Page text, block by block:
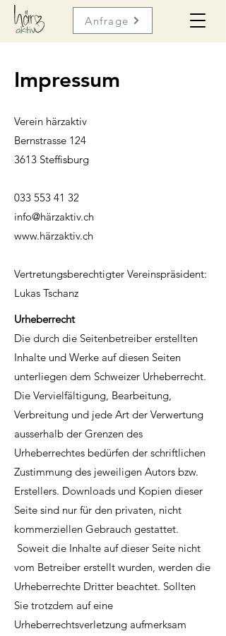
Anfrage
Impressum
Verein härzaktiv
Bernstrasse 124
3613 Steffisburg
033 553 41 32
info@härzaktiv.ch
www.härzaktiv.ch
Vertretungsberechtigter Vereinspräsident:
Lukas Tschanz
Urheberrecht
Die durch die Seitenbetreiber erstellten
Inhalte und Werke auf diesen Seiten
unterliegen dem Schweizer Urheberrecht.
Die Vervielfältigung, Bearbeitung,
Verbreitung und jede Art der Verwertung
ausserhalb der Grenzen des
Urheberrechtes bedürfen der schriftlichen
Zustimmung des jeweiligen Autors bzw.
Erstellers. Downloads und Kopien dieser
Seite sind nur für den privaten, nicht
kommerziellen Gebrauch gestattet.
Soweit die Inhalte auf dieser Seite nicht
vom Betreiber erstellt wurden, werden die
Urheberrechte Dritter beachtet. Sollten
Sie trotzdem auf eine
Urheberrechtsverletzung aufmerksam